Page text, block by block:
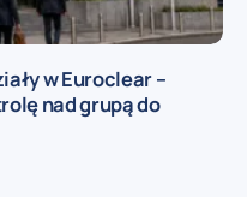
w Euroclear –
nad grupą do